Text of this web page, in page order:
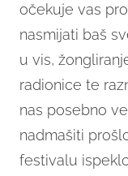
očekuje vas
nasmijati baš
u vis,
radionice te
nas posebno
nadmašiti
festivalu